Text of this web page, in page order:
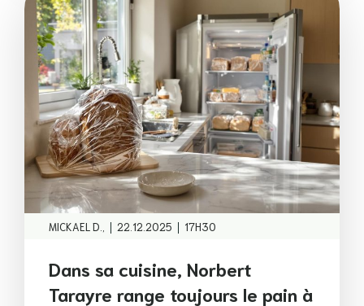
MICKAEL D., | 22.12.2025 | 17H30
Dans sa cuisine, Norbert
Tarayre range toujours le pain à